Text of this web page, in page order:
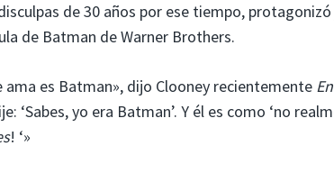
de 30 años por ese tiempo,
de Batman de Warner Brothers.
ama es Batman», dijo Clooney recientemente
‘Sabes, yo era Batman’. Y él es como ‘no
! ‘»